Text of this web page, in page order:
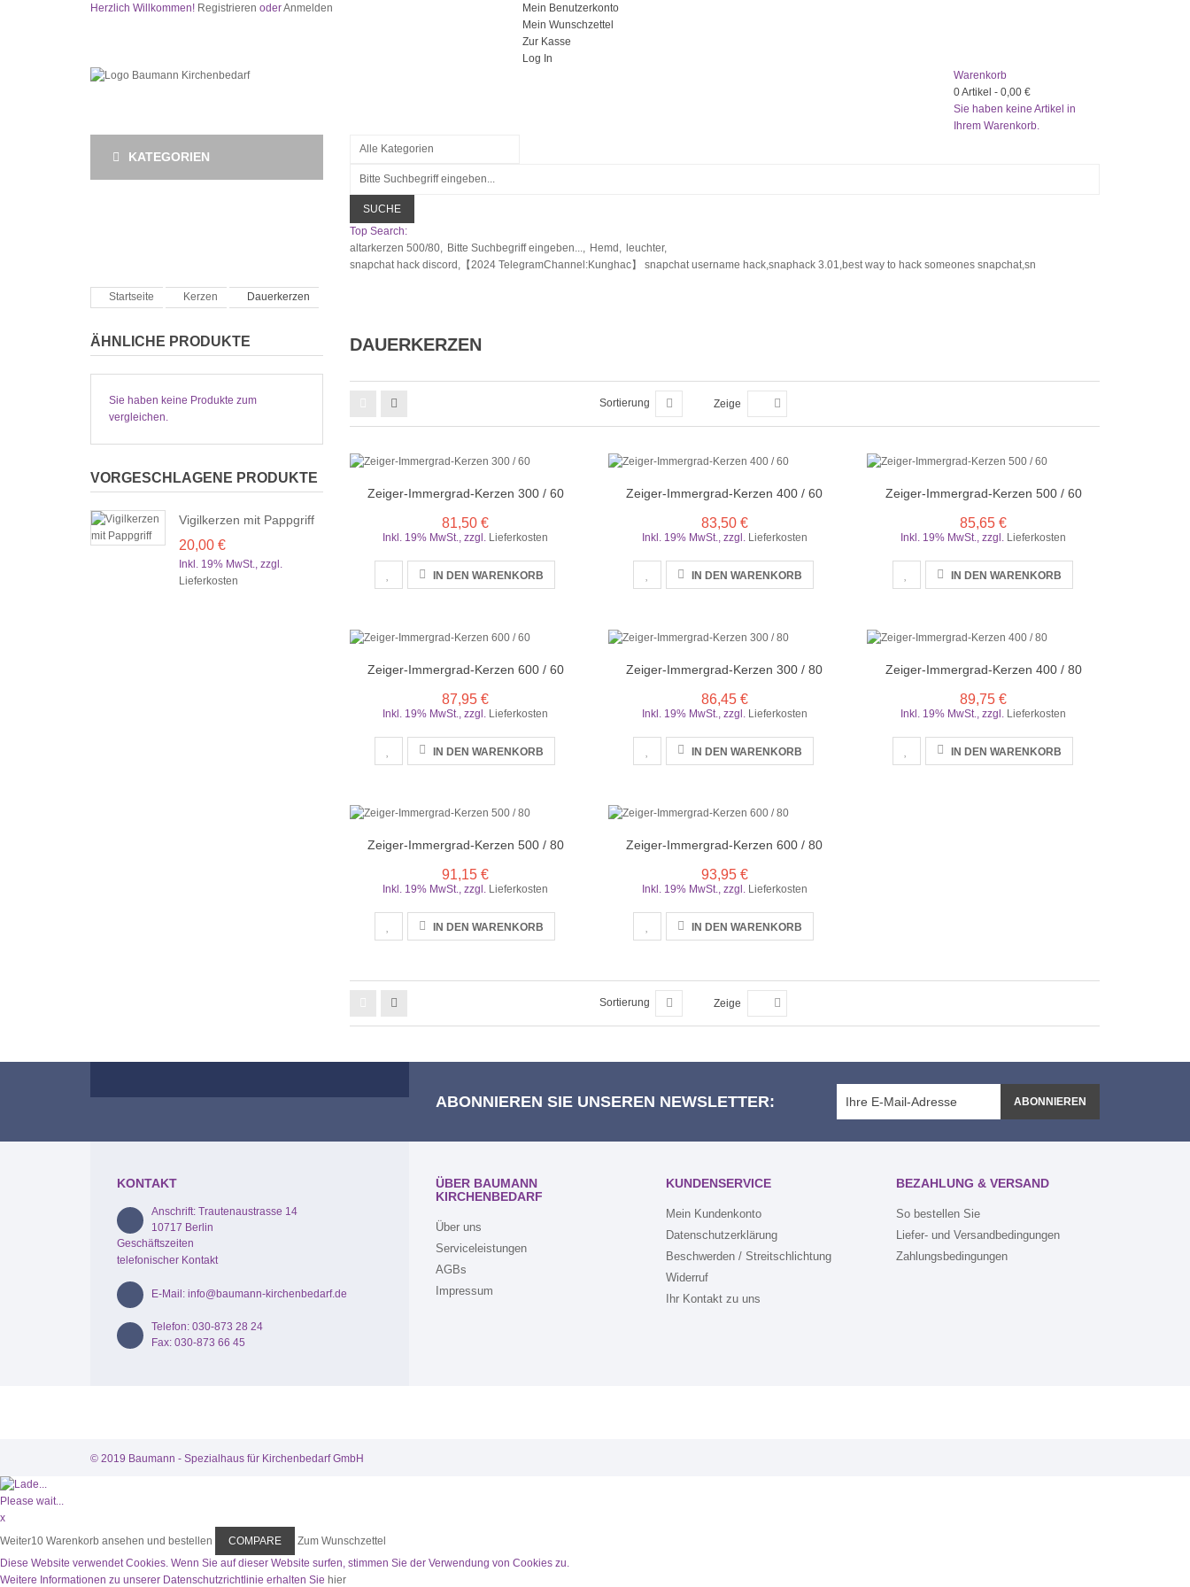
Herzlich Willkommen! Registrieren oderAnmelden
Mein Benutzerkonto
Mein Wunschzettel
Zur Kasse
Log In
Warenkorb
0Artikel - 0,00 €
Sie haben keine Artikel in
Ihrem Warenkorb.
KATEGORIEN
SUCHE
Top Search:
altarkerzen 500/80, Bitte Suchbegriff eingeben..., Hemd,
leuchter,
snapchat hack discord,【2024 TelegramChannel:Kunghac】 snapchat username hack,snaphack 3.01,best way to hack someones snapchat,sn
Startseite Kerzen Dauerkerzen
ÄHNLICHE PRODUKTE
Sie haben keine Produkte zum
vergleichen.
VORGESCHLAGENE PRODUKTE
Vigilkerzen mit Pappgriff
20,00 €
Inkl. 19% MwSt., zzgl.
Lieferkosten
DAUERKERZEN
Sortierung Zeige
Zeiger-Immergrad-Kerzen 300 / 60
81,50 €
Inkl. 19% MwSt.,zzgl. Lieferkosten
IN DEN WARENKORB
Zeiger-Immergrad-Kerzen 400 / 60
83,50 €
Inkl. 19% MwSt., zzgl. Lieferkosten
IN DEN WARENKORB
Zeiger-Immergrad-Kerzen 500 / 60
85,65 €
Inkl. 19% MwSt.,zzgl. Lieferkosten
IN DEN WARENKORB
Zeiger-Immergrad-Kerzen 600 / 60
87,95 €
Inkl. 19% MwSt. ,zzgl. Lieferkosten
IN DEN WARENKORB
Zeiger-Immergrad-Kerzen 300 / 80
86,45 €
Inkl. 19% MwSt. zzgl. Lieferkosten
IN DEN WARENKORB
Zeiger-Immergrad-Kerzen 400 / 80
89,75 €
Inkl. 19% MwSt. ,zzgl. Lieferkosten
IN DEN WARENKORB
Zeiger-Immergrad-Kerzen 500 / 80
91,15 €
Inkl. 19% MwSt.,zzgl. Lieferkosten
IN DEN WARENKORB
Zeiger-Immergrad-Kerzen 600 / 80
93,95 €
Inkl. 19% MwSt., zzgl. Lieferkosten
IN DEN WARENKORB
Sortierung Zeige
ABONNIEREN SIE UNSEREN NEWSLETTER: ABONNIEREN
KONTAKT
Anschrift: Trautenaustrasse 14
10717 Berlin
Geschäftszeiten
telefonischer Kontakt
E-Mail: info@baumann-kirchenbedarf.de
Telefon: 030-873 28 24
Fax: 030-873 66 45
ÜBER BAUMANN
KIRCHENBEDARF
Über uns
Serviceleistungen
AGBs
Impressum
KUNDENSERVICE
Mein Kundenkonto
Datenschutzerklärung
Beschwerden / Streitschlichtung
Widerruf
Ihr Kontakt zu uns
BEZAHLUNG & VERSAND
So bestellen Sie
Liefer- und Versandbedingungen
Zahlungsbedingungen
© 2019 Baumann - Spezialhaus für Kirchenbedarf GmbH
Please wait...
x
Weiter10 Warenkorb ansehen und bestellen COMPARE
Zum Wunschzettel
Diese Website verwendet Cookies. Wenn Sie auf dieser Website surfen, stimmen Sie der Verwendung von Cookies zu.
Weitere Informationen zu unserer Datenschutzrichtlinie erhalten Sie hier